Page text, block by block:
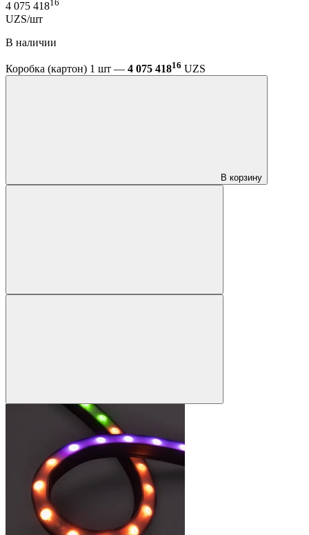
4 075 41816
UZS/шт
В наличии
Коробка (картон) 1 шт — 4 075 41816 UZS
В корзину